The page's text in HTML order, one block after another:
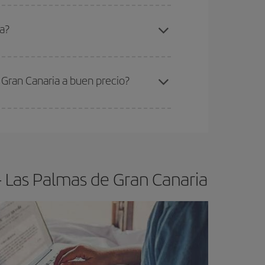
Las Palmas de Gran Canaria-dest
Canaria a buen precio?
Palmas de Gran Canaria